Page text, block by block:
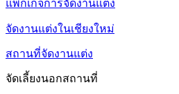
แพกเกจการจัดงานแต่ง
จัดงานแต่งในเชียงใหม่
สถานที่จัดงานแต่ง
จัดเลี้ยงนอกสถานที่